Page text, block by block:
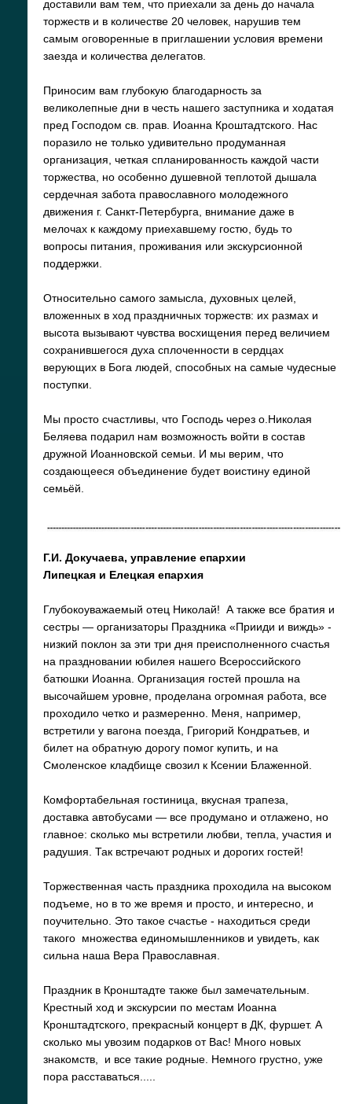
доставили вам тем, что приехали за день до начала
торжеств и в количестве 20 человек, нарушив тем
самым оговоренные в приглашении условия времени
заезда и количества делегатов.
Приносим вам глубокую благодарность за
великолепные дни в честь нашего заступника и ходатая
пред Господом св. прав. Иоанна Кроштадтского. Нас
поразило не только удивительно продуманная
организация, четкая спланированность каждой части
торжества, но особенно душевной теплотой дышала
сердечная забота православного молодежного
движения г. Санкт-Петербурга, внимание даже в
мелочах к каждому приехавшему гостю, будь то
вопросы питания, проживания или экскурсионной
поддержки.
Относительно самого замысла, духовных целей,
вложенных в ход праздничных торжеств: их размах и
высота вызывают чувства восхищения перед величием
сохранившегося духа сплоченности в сердцах
верующих в Бога людей, способных на самые чудесные
поступки.
Мы просто счастливы, что Господь через о.Николая
Беляева подарил нам возможность войти в состав
дружной Иоанновской семьи. И мы верим, что
создающееся объединение будет воистину единой
семьёй.
Г.И. Докучаева, управление епархии
Липецкая и Елецкая епархия
Глубокоуважаемый отец Николай! А также все братия и
сестры — организаторы Праздника «Прииди и виждь» -
низкий поклон за эти три дня преисполненного счастья
на праздновании юбилея нашего Всероссийского
батюшки Иоанна. Организация гостей прошла на
высочайшем уровне, проделана огромная работа, все
проходило четко и размеренно. Меня, например,
встретили у вагона поезда, Григорий Кондратьев, и
билет на обратную дорогу помог купить, и на
Смоленское кладбище свозил к Ксении Блаженной.
Комфортабельная гостиница, вкусная трапеза,
доставка автобусами — все продумано и отлажено, но
главное: сколько мы встретили любви, тепла, участия и
радушия. Так встречают родных и дорогих гостей!
Торжественная часть праздника проходила на высоком
подъеме, но в то же время и просто, и интересно, и
поучительно. Это такое счастье - находиться среди
такого множества единомышленников и увидеть, как
сильна наша Вера Православная.
Праздник в Кронштадте также был замечательным.
Крестный ход и экскурсии по местам Иоанна
Кронштадтского, прекрасный концерт в ДК, фуршет. А
сколько мы увозим подарков от Вас! Много новых
знакомств, и все такие родные. Немного грустно, уже
пора расставаться.....